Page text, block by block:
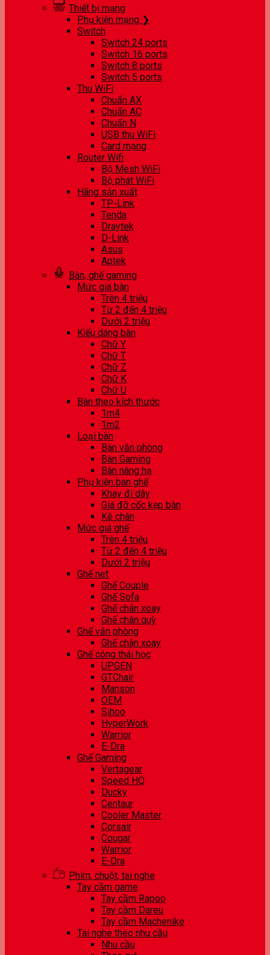
Thiết bị mạng
Phụ kiện mạng ❯
Switch
Switch 24 ports
Switch 16 ports
Switch 8 ports
Switch 5 ports
Thu WiFi
Chuẩn AX
Chuẩn AC
Chuẩn N
USB thu WiFi
Card mạng
Router Wifi
Bộ Mesh WiFi
Bộ phát WiFi
Hãng sản xuất
TP-Link
Tenda
Draytek
D-Link
Asus
Aptek
Bàn, ghế gaming
Mức giá bàn
Trên 4 triệu
Từ 2 đến 4 triệu
Dưới 2 triệu
Kiểu dáng bàn
Chữ Y
Chữ T
Chữ Z
Chữ K
Chữ U
Bàn theo kích thước
1m4
1m2
Loại bàn
Bàn văn phòng
Bàn Gaming
Bàn nâng hạ
Phụ kiện bàn ghế
Khay đi dây
Giá đỡ cốc kẹp bàn
Kê chân
Mức giá ghế
Trên 4 triệu
Từ 2 đến 4 triệu
Dưới 2 triệu
Ghế net
Ghế Couple
Ghế Sofa
Ghế chân xoay
Ghế chân quỳ
Ghế văn phòng
Ghế chân xoay
Ghế công thái học
UPGEN
GTChair
Manson
OEM
Sihoo
HyperWork
Warrior
E-Dra
Ghế Gaming
Vertagear
Speed HQ
Ducky
Centaur
Cooler Master
Corsair
Cougar
Warrior
E-Dra
Phím, chuột, tai nghe
Tay cầm game
Tay cầm Rapoo
Tay cầm Dareu
Tay cầm Machenike
Tai nghe theo nhu cầu
Nhu cầu